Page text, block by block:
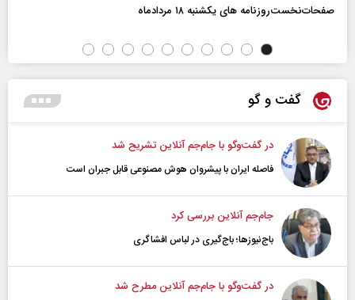
صفحات‌نخست‌روزنامه ها‌ی یکشنبه ۱۸ مردادماه
گفت و گو
در گفت‌و‌گو با جام‌جم آنلاین تشریح شد
فاصله ایران با پیشرو‌ان هوش مصنوعی قابل جبران است
جام‌جم آنلاین بررسی کرد
باج‌نیوزها؛ باج‌گیری در لباس افشاگری
در گفت‌و‌گو با جام‌جم آنلاین مطرح شد